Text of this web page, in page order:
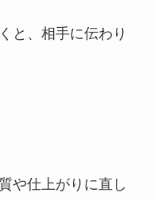
と、相手に伝わり
や仕上がりに直し